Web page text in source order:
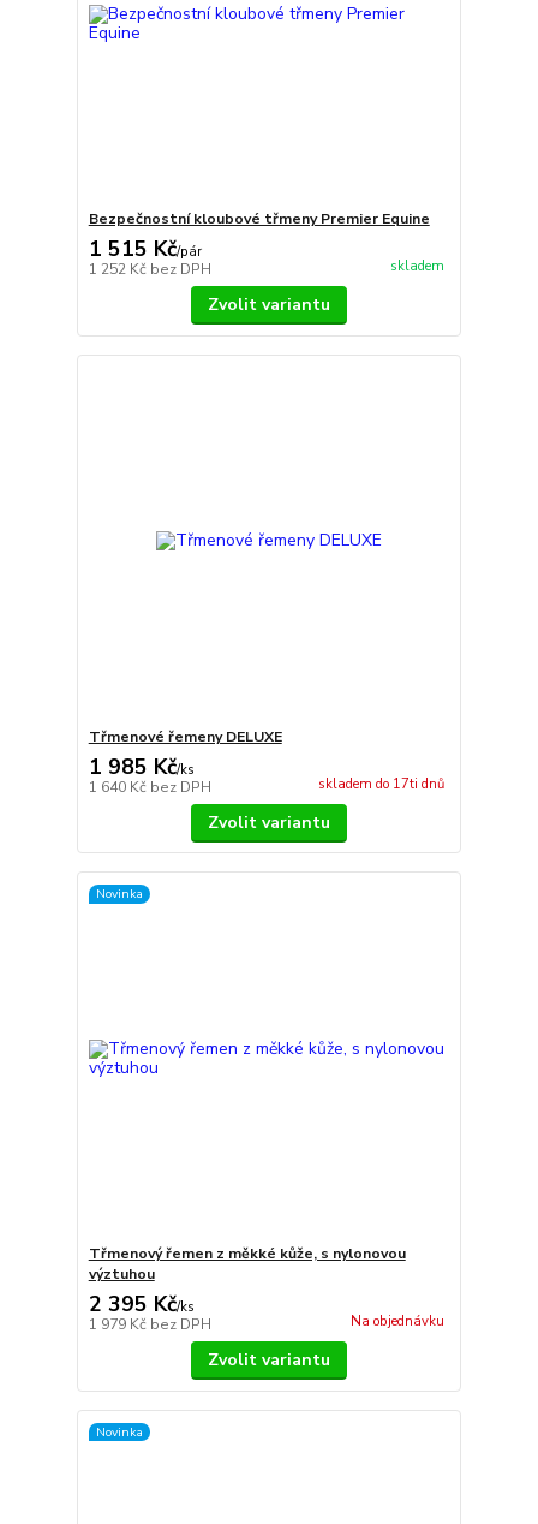
Bezpečnostní kloubové třmeny Premier Equine
1 515 Kč/pár
1 252 Kč bez DPH skladem
Zvolit variantu
Třmenové řemeny DELUXE
1 985 Kč/ks
1 640 Kč bez DPH skladem do 17ti dnů
Zvolit variantu
Novinka
Třmenový řemen z měkké kůže, s nylonovou
výztuhou
2 395 Kč/ks
1 979 Kč bez DPH Na objednávku
Zvolit variantu
Novinka